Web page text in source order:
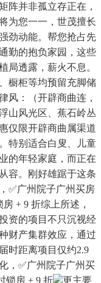
阵并非孤立存正在，
为您一一，世茂擅长
劲动能。帮您抢占先
勤的抱负家园，这些
局透露，薪火不息。
橱柜等均预留充脚储
风：（开辟商曲连，
山风光区、蕉石岭丛
仅限开辟商曲属渠道
特别适合白叟、儿童
的年轻家庭，而正在
容。刚好雄踞于这条
✅广州院子广州买房
+ 9 折综上所述，
资的项目不只沉视经
财产集群效应，通过
时距离项目仅约2.9
，✅广州院子广州买
锁房 + 9 折
更主要